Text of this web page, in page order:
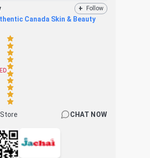
+ Follow
Canada Skin & Beauty
CHAT NOW